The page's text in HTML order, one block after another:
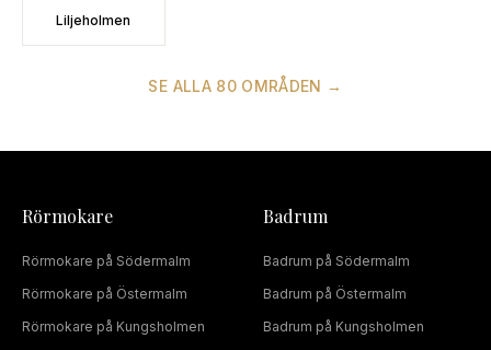
Liljeholmen
SE ALLA 80 OMRÅDEN →
Rörmokare
Rörmokare på Södermalm
Rörmokare på Östermalm
Rörmokare på Kungsholmen
Badrum
Badrum på Södermalm
Badrum på Östermalm
Badrum på Kungsholmen